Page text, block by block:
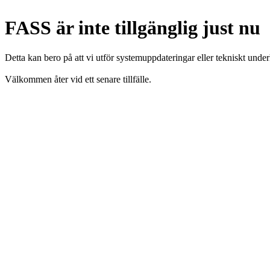
FASS är inte tillgänglig just nu
Detta kan bero på att vi utför systemuppdateringar eller tekniskt
Välkommen åter vid ett senare tillfälle.